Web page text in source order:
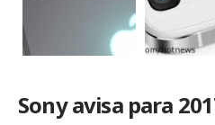
Sony avisa para